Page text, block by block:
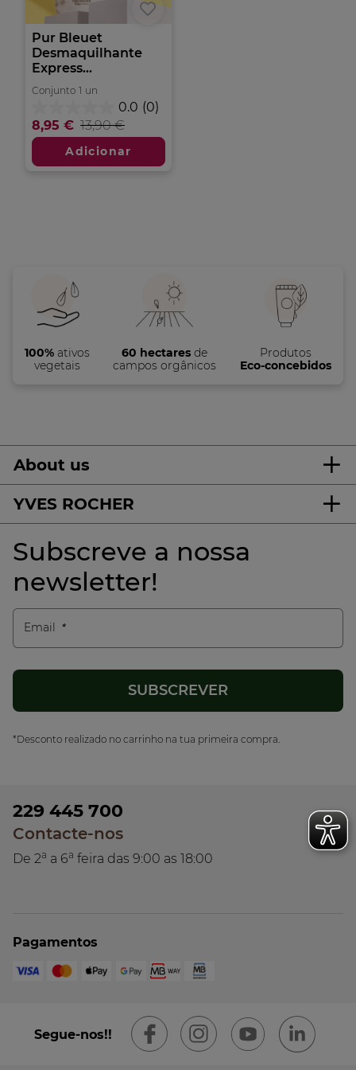
Pur Bleuet
Desmaquilhante
Express...
Conjunto 1 un
0.0 (0)
em
5
estrelas.
8,95 € 13,90 €
Adicionar
100%ativos
vegetais
60 hectares de
campos orgânicos
Produtos
Eco-concebidos
About us
YVES ROCHER
Subscreve a nossa
newsletter!
Email
*Desconto realizado no carrinho na tua primeira compra.
229 445 700
Contacte-nos
De 2a a 6a feira das 9:00 as 18:00
Pagamentos
Segue-nos!!